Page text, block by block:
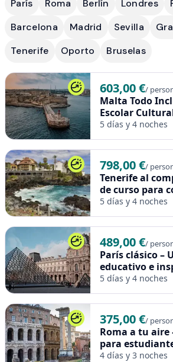
París Roma Berlín Londres
Barcelona
Madrid Sevilla
Tenerife
Oporto Bruselas
603,00 €/
Malta Todo
Escolar
5 días y 4 noches
798,00 €/
Tenerife al
de curso para
5 días y 4 noches
489,00 €/
París clásico –
educativo e
5 días y 4 noches
375,00 €/
Roma a tu aire
para
4 días y 3 noches